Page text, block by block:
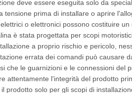
deve essere eseguita solo da
tensione prima di installare o aprire
o elettronici possono costituire
è stata progettata per scopi
a proprio rischio e pericolo,
errata dei comandi può causare
che le guarnizioni e le connessioni del
attentamente l'integrità del prodotto
il prodotto solo per gli scopi di